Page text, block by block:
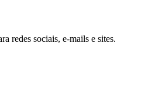
redes sociais, e-mails e sites.